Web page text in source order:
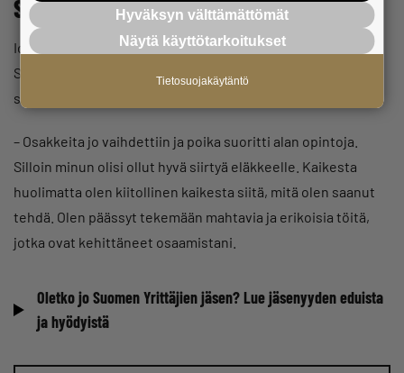
Sukupolvenvaihdos jäi toteutumatta
Idea-Puu Oy:n jatkamiselta putosi pohja, kun
Schroderuksen poika menehtyi vuonna 2012. Hänen piti
siirtyä yrityksen omistajaksi.
– Osakkeita jo vaihdettiin ja poika suoritti alan opintoja.
Silloin minun olisi ollut hyvä siirtyä eläkkeelle. Kaikesta
huolimatta olen kiitollinen kaikesta siitä, mitä olen saanut
tehdä. Olen päässyt tekemään mahtavia ja erikoisia töitä,
jotka ovat kehittäneet osaamistani.
Oletko jo Suomen Yrittäjien jäsen? Lue jäsenyyden eduista
ja hyödyistä
Hyväksyn välttämättömät
Näytä käyttötarkoitukset
Tietosuojakäytäntö